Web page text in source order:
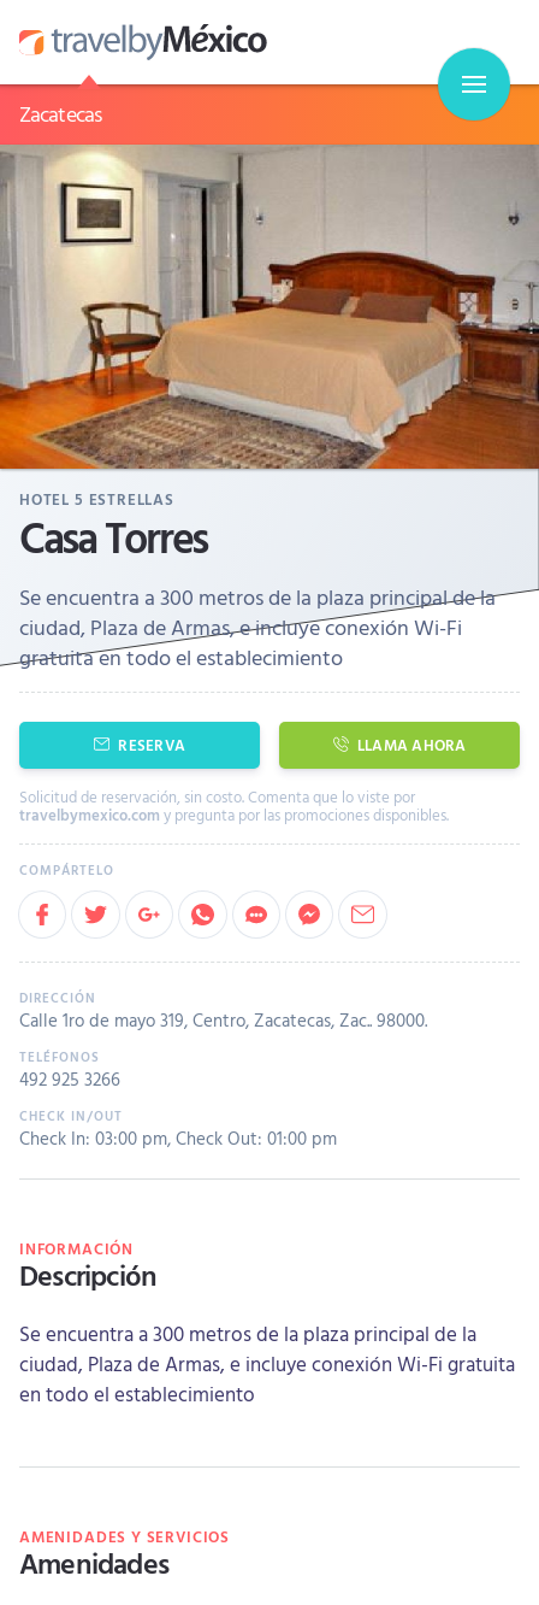
Zacatecas
HOTEL 5 ESTRELLAS
Casa Torres
Se encuentra a 300 metros de la plaza principal de la
ciudad, Plaza de Armas, e incluye conexión Wi-Fi
gratuita en todo el establecimiento
RESERVA LLAMA AHORA
Solicitud de reservación, sin costo. Comenta que lo viste por
travelbymexico.com y pregunta por las promociones disponibles.
Calle 1ro de mayo 319, Centro, Zacatecas, Zac.. 98000.
492 925 3266
Check In: 03:00 pm,Check Out: 01:00 pm
INFORMACIÓN
Descripción
Se encuentra a 300 metros de la plaza principal de la
ciudad, Plaza de Armas, e incluye conexión Wi-Fi gratuita
en todo el establecimiento
AMENIDADES Y SERVICIOS
Amenidades